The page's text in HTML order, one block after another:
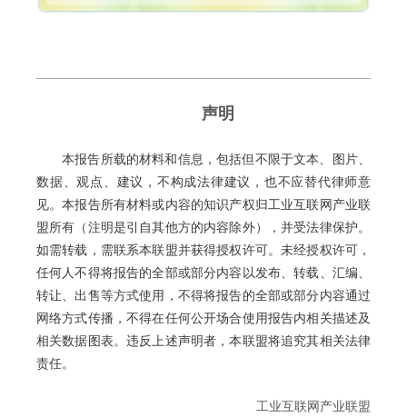
声明
本报告所载的材料和信息，包括但不限于文本、图片、
数据、观点、建议，不构成法律建议，也不应替代律师意
见。本报告所有材料或内容的知识产权归工业互联网产业联
盟所有（注明是引自其他方的内容除外），并受法律保护。
如需转载，需联系本联盟并获得授权许可。未经授权许可，
任何人不得将报告的全部或部分内容以发布、转载、汇编、
转让、出售等方式使用，不得将报告的全部或部分内容通过
网络方式传播，不得在任何公开场合使用报告内相关描述及
相关数据图表。违反上述声明者，本联盟将追究其相关法律
责任。
工业互联网产业联盟